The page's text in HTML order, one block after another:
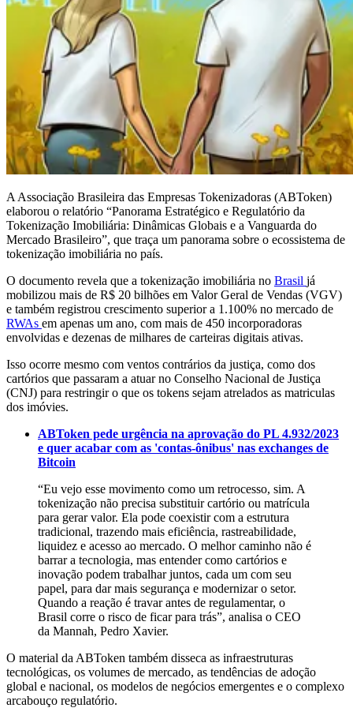
A Associação Brasileira das Empresas Tokenizadoras (ABToken)
elaborou o relatório “Panorama Estratégico e Regulatório da
Tokenização Imobiliária: Dinâmicas Globais e a Vanguarda do
Mercado Brasileiro”, que traça um panorama sobre o ecossistema de
tokenização imobiliária no país.
O documento revela que a tokenização imobiliária no Brasil já
mobilizou mais de R$ 20 bilhões em Valor Geral de Vendas (VGV)
e também registrou crescimento superior a 1.100% no mercado de
RWAs em apenas um ano, com mais de 450 incorporadoras
envolvidas e dezenas de milhares de carteiras digitais ativas.
Isso ocorre mesmo com ventos contrários da justiça, como dos
cartórios que passaram a atuar no Conselho Nacional de Justiça
(CNJ) para restringir o que os tokens sejam atrelados as matriculas
dos imóvies.
ABToken pede urgência na aprovação do PL 4.932/2023
e quer acabar com as 'contas-ônibus' nas exchanges de
Bitcoin
“Eu vejo esse movimento como um retrocesso, sim. A
tokenização não precisa substituir cartório ou matrícula
para gerar valor. Ela pode coexistir com a estrutura
tradicional, trazendo mais eficiência, rastreabilidade,
liquidez e acesso ao mercado. O melhor caminho não é
barrar a tecnologia, mas entender como cartórios e
inovação podem trabalhar juntos, cada um com seu
papel, para dar mais segurança e modernizar o setor.
Quando a reação é travar antes de regulamentar, o
Brasil corre o risco de ficar para trás”, analisa o CEO
da Mannah, Pedro Xavier.
O material da ABToken também disseca as infraestruturas
tecnológicas, os volumes de mercado, as tendências de adoção
global e nacional, os modelos de negócios emergentes e o complexo
arcabouço regulatório.